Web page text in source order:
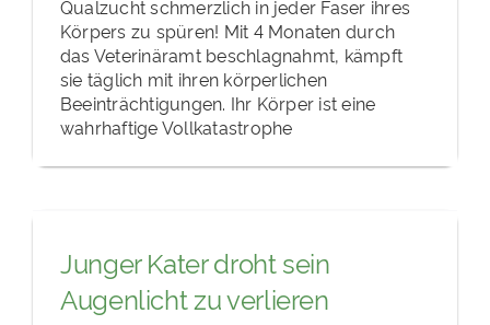
Qualzucht schmerzlich in jeder Faser ihres
Körpers zu spüren! Mit 4 Monaten durch
das Veterinäramt beschlagnahmt, kämpft
sie täglich mit ihren körperlichen
Beeinträchtigungen. Ihr Körper ist eine
wahrhaftige Vollkatastrophe
Junger Kater droht sein
Augenlicht zu verlieren